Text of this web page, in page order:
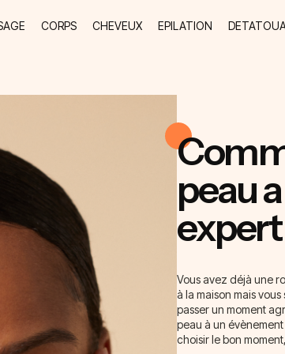
CORPS CHEVEUX EPILATION
peau
Vous avez déjà une
à la maison mais
passer un moment
peau à un
choisir le bon